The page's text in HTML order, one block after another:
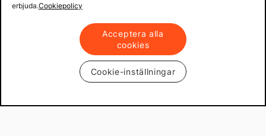
Produkter & lösningar
Mekster.se
Lager i Sverige
erbjuda.Cookiepolicy
Acceptera alla
cookies
Cookie-inställningar